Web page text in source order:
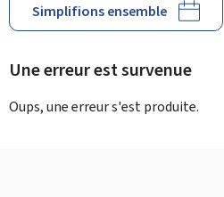
Simplifions ensemble
Une erreur est survenue
Oups, une erreur s'est produite.